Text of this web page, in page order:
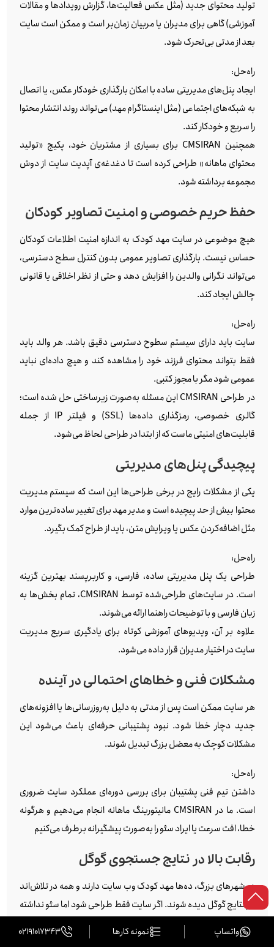
تولید محتوای جدید (مثل عکس فعالیت‌ها، گزارش رویدادها و مقالات
آموزشی) گاهی برای مدیران یا مربیان زمان‌بر است و ممکن است سایت
بعد از مدتی بی‌تحرک شود.
راه‌حل:
ایجاد پنل‌های مدیریتی ساده با امکان بارگذاری خودکار عکس، یا اتصال
به شبکه‌های اجتماعی (مثل اینستاگرام مهد) می‌تواند روند انتشار محتوا
را سریع و خودکار کند.
همچنین CMSIRAN برای بسیاری از مشتریان خود، پکیج «تولید
محتوای ماهانه» طراحی کرده است تا دغدغه‌ی آپدیت سایت از دوش
مجموعه برداشته شود.
حفظ حریم خصوصی و امنیت تصاویر کودکان
هیچ موضوعی در سایت مهد کودک به اندازه امنیت اطلاعات کودکان
حساس نیست. بارگذاری تصاویر عمومی بدون کنترل سطح دسترسی،
می‌تواند نگرانی والدین را افزایش دهد و حتی از نظر اخلاقی یا قانونی
چالش ایجاد کند.
راه‌حل:
سایت باید دارای سیستم سطوح دسترسی دقیق باشد. هر والد باید
فقط بتواند محتوای فرزند خود را مشاهده کند و هیچ داده‌ای نباید
عمومی شود مگر با مجوز کتبی.
در طراحی CMSIRAN این مسئله به‌صورت زیرساختی حل شده است؛
گالری خصوصی، رمزگذاری داده‌ها (SSL) و فیلتر IP از جمله
قابلیت‌های امنیتی ماست که از ابتدا در طراحی لحاظ می‌شود.
پیچیدگی پنل‌های مدیریتی
یکی از مشکلات رایج در برخی طراحی‌ها این است که سیستم مدیریت
محتوا بیش از حد پیچیده است و مدیر مهد برای تغییر ساده‌ترین موارد
مثل اضافه‌کردن عکس یا ویرایش متن، باید از طراح کمک بگیرد.
راه‌حل:
طراحی یک پنل مدیریتی ساده، فارسی، و کاربرپسند بهترین گزینه
است. در سایت‌های طراحی‌شده توسط CMSIRAN، تمام بخش‌ها به
زبان فارسی و با توضیحات راهنما ارائه می‌شوند.
علاوه بر آن، ویدیوهای آموزشی کوتاه برای یادگیری سریع مدیریت
سایت در اختیار مدیران قرار داده می‌شود.
مشکلات فنی و خطاهای احتمالی در آینده
هر سایت ممکن است پس از مدتی به دلیل به‌روزرسانی‌ها یا افزونه‌های
جدید دچار خطا شود. نبود پشتیبانی حرفه‌ای باعث می‌شود این
مشکلات کوچک به معضل بزرگ تبدیل شوند.
راه‌حل:
داشتن تیم فنی پشتیبان برای بررسی دوره‌ای عملکرد سایت ضروری
است. ما در CMSIRAN مانیتورینگ ماهانه انجام می‌دهیم و هرگونه
خطا، افت سرعت یا ایراد سئو را به‌صورت پیشگیرانه برطرف می‌کنیم
رقابت بالا در نتایج جستجوی گوگل
در شهرهای بزرگ، ده‌ها مهد کودک وب‌ سایت دارند و همه در تلاش‌اند
در نتایج گوگل دیده شوند. اگر سایت فقط طراحی شود اما سئو نداشته
باشد، عملاً پنهان می‌ماند و هیچ کاربری آن را نمی‌بیند.
واتساپ نمونه کارها 02191017343